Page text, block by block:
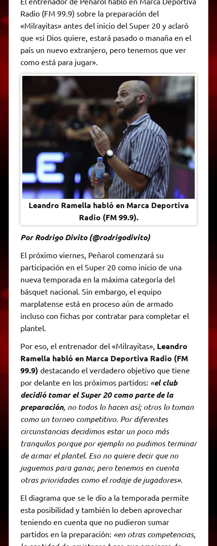
t
s
A
p
p
e
g
r
a
m
t
t
r
e
b
o
k
s
e
g
e
y
L
i
n
k
i
l
n
t
r
e
n
y
Radio (FM 99.9) sobre la preparación del
«Milrayitas» antes del inicio del Super 20 y aclaró
que «si Dios quiere, estará pasado o manaña en el
país un nuevo extranjero, pero tenemos que ver
como está para jugar».
Leandro Ramella habló en Marca Deportiva
Radio (FM 99.9).
Por Rodrigo Divito (@rodrigodivito)
El próximo viernes, Peñarol comenzará su
participación en el Super 20 como inicio de una
nueva temporada en la máxima categoría del
básquet nacional. Sin embargo, el equipo
marplatense está en proceso aún de armado
incluso con fichas por contratar para completar el
plantel.
Por eso, el entrenador del «Milrayitas», Leandro
Ramella habló en Marca Deportiva Radio (FM
99.9) destacando el verdadero objetivo que tiene
por delante en los próximos partidos: «el club
decidió tomar el Super 20 como parte de la
preparación, no todos lo hacen así; otros lo toman
como un torneo competitivo. Por diferentes
circunstancias decidimos estar un poco más
tranquilos porque por ejemplo no pudimos terminar
de armar el plantel. Eso no quiere decir que no
juguemos para ganar, pero tenemos en cuenta
otras prioridades como el rodaje de jugadores».
El diagrama que se le dio a la temporada permite
esta posibilidad y también lo deben aprovechar
teniendo en cuenta que no pudieron sumar
partidos en la preparación: «en otras competencias,